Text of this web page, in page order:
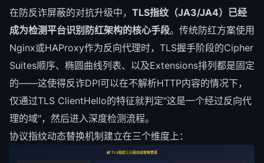
在防反诈屏蔽的对抗升级中， TLS指纹（JA3/JA4）已经
成为检测平台识别防红架构的核心手段。传统防红方案使用
Nginx或HAProxy作为反向代理时，TLS握手阶段的Cipher
Suites顺序、椭圆曲线列表、以及Extensions排列都是固定
的——这使得反诈DPI可以在不解析HTTP内容的情况下，
仅通过TLS ClientHello的特征就判定"这是一个经过反向代
理的域"，然后进入深度检测流程。
协议指纹动态替换机制建立在三个维度上：
🔐 TLS指纹三元组动态替换管道